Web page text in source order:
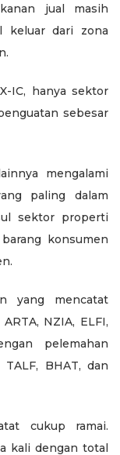
jual masih
keluar dari zona
IC, hanya sektor
sebesar
mengalami
paling dalam
sektor properti
konsumen
yang mencatat
NZIA, ELFI,
pelemahan
BHAT, dan
cukup ramai.
kali dengan total